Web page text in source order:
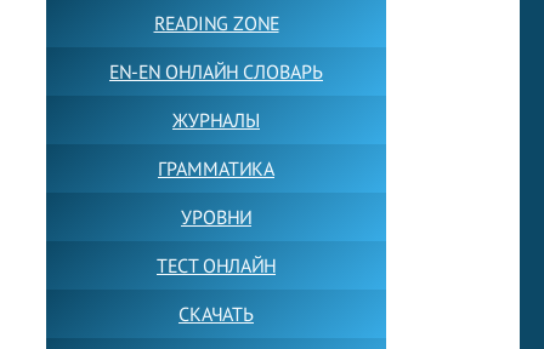
READING ZONE
EN-EN ОНЛАЙН СЛОВАРЬ
ЖУРНАЛЫ
ГРАММАТИКА
УРОВНИ
ТЕСТ ОНЛАЙН
СКАЧАТЬ